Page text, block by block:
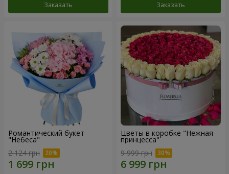
Заказать Заказать
Романтический букет
"Небеса"
2 124 грн
Цветы в коробке "Нежная
принцесса"
9 999 грн